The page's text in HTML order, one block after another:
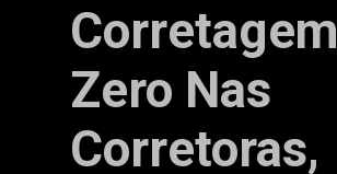
Corretagem
Zero Nas
Corretoras,